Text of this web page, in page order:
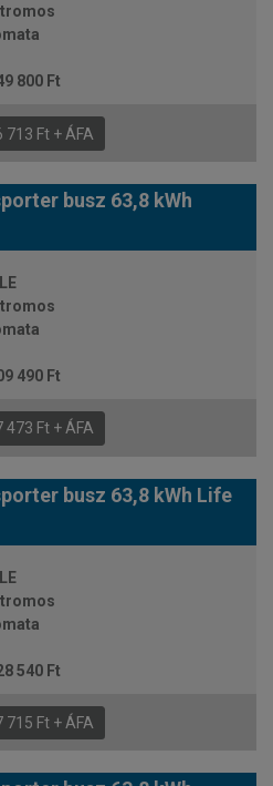
800 Ft
713 Ft + ÁFA
busz 63,8 kWh
490 Ft
473 Ft + ÁFA
busz 63,8 kWh Life
540 Ft
715 Ft + ÁFA